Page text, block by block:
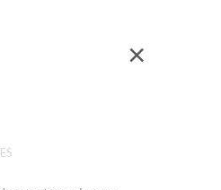
×